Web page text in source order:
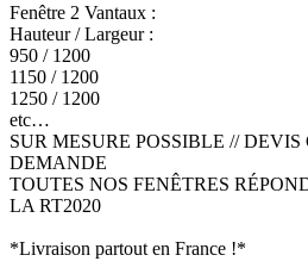
Fenêtre 2 Vantaux :
Hauteur / Largeur :
950 / 1200
1150 / 1200
1250 / 1200
etc…
SUR MESURE POSSIBLE //
DEMANDE
TOUTES NOS FENÊTRES
LA RT2020
*Livraison partout en France !*